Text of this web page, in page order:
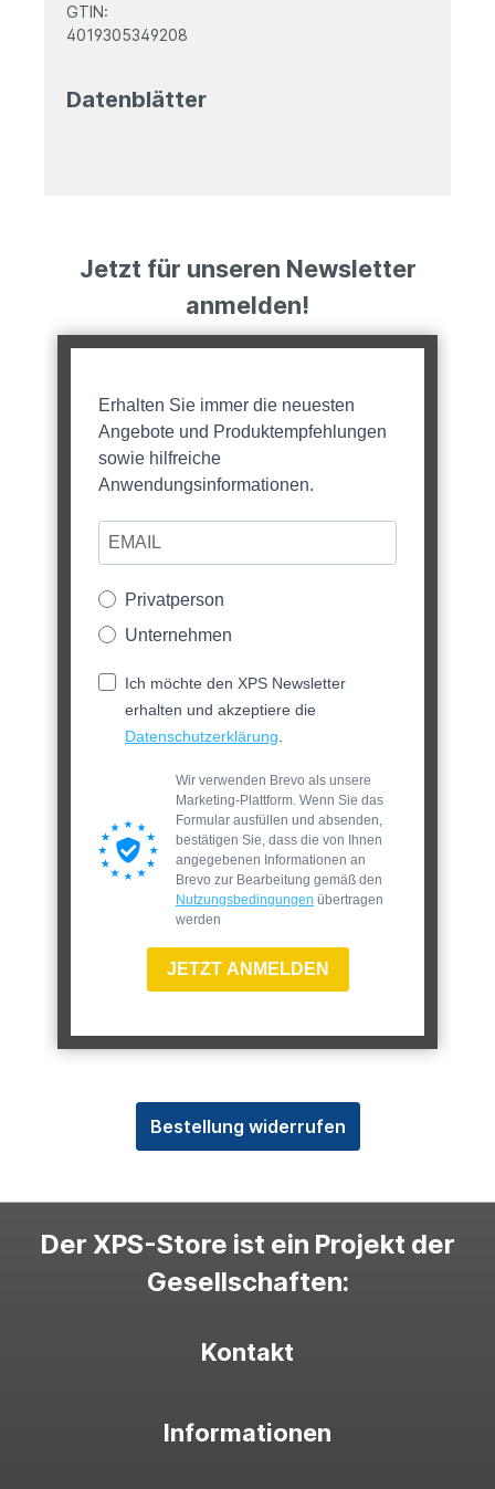
GTIN:
4019305349208
Datenblätter
Jetzt für unseren Newsletter
anmelden!
Erhalten Sie immer die neuesten
Angebote und Produktempfehlungen
sowie hilfreiche
Anwendungsinformationen.
Privatperson
Unternehmen
Ich möchte den XPS Newsletter
erhalten und akzeptiere die
Datenschutzerklärung
Wir verwenden Brevo als unsere
Marketing-Plattform. Wenn Sie das
Formular ausfüllen und absenden,
bestätigen Sie, dass die von Ihnen
angegebenen Informationen an
Brevo zur Bearbeitung gemäß den
Nutzungsbedingungen übertragen
werden
JETZT ANMELDEN
Bestellung widerrufen
Der XPS-Store ist ein Projekt der
Gesellschaften:
Kontakt
Informationen